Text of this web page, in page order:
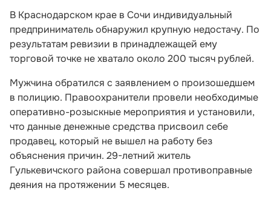
В Краснодарском крае в Сочи индивидуальный
предприниматель обнаружил крупную недостачу. По
результатам ревизии в принадлежащей ему
торговой точке не хватало около 200 тысяч рублей.
Мужчина обратился с заявлением о произошедшем
в полицию. Правоохранители провели необходимые
оперативно-розыскные мероприятия и установили,
что данные денежные средства присвоил себе
продавец, который не вышел на работу без
объяснения причин. 29-летний житель
Гулькевичского района совершал противоправные
деяния на протяжении 5 месяцев.